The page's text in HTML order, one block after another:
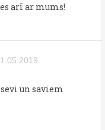
arī ar mums!
un saviem